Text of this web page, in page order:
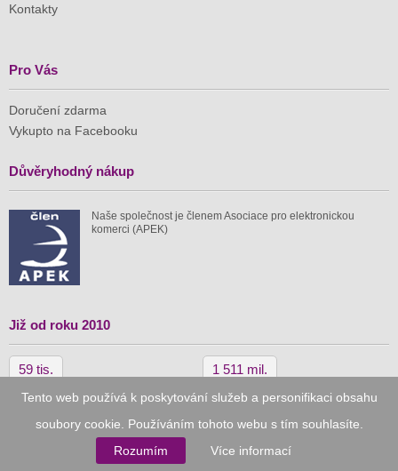
Tento web používá k poskytování služeb a personifikaci obsahu
soubory cookie. Používáním tohoto webu s tím souhlasíte.
Rozumím
Více informací
Kontakty
Pro Vás
Doručení zdarma
Vykupto na Facebooku
Důvěryhodný nákup
Naše společnost je členem Asociace pro elektronickou
komerci (APEK)
Již od roku 2010
59 tis.
spuštěných nabídek
1 511 mil.
ušetřeno nákupy
© 2010–2026Vykupto.cz
, Všechna práva vyhrazena.